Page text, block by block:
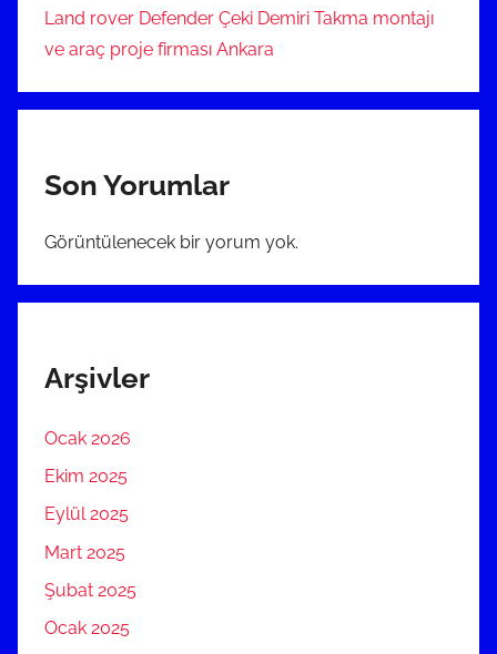
Land rover Defender Çeki Demiri Takma montajı
ve araç proje firması Ankara
Son Yorumlar
Görüntülenecek bir yorum yok.
Arşivler
Ocak 2026
Ekim 2025
Eylül 2025
Mart 2025
Şubat 2025
Ocak 2025